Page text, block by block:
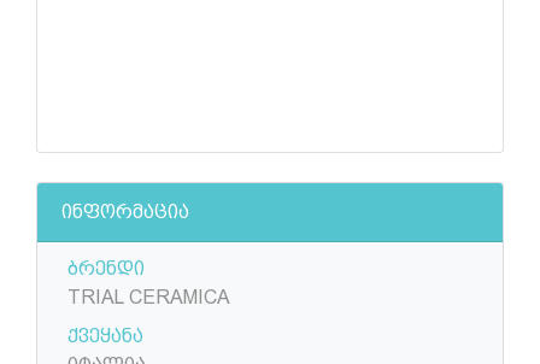
ინფორმაცია
ბრენდი
TRIAL CERAMICA
ქვეყანა